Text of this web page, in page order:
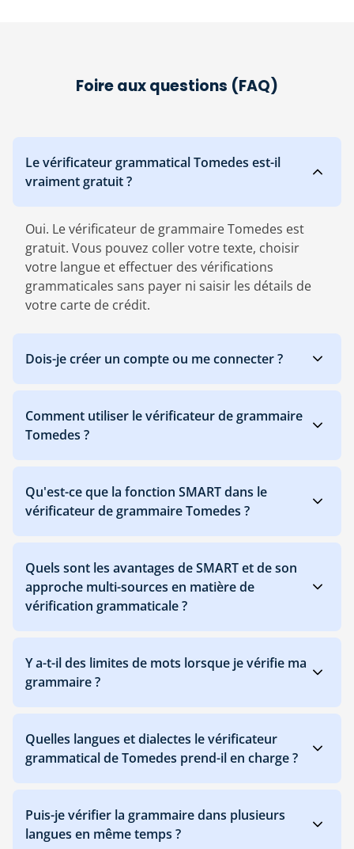
Foire aux questions (FAQ)
Le vérificateur grammatical Tomedes est-il
vraiment gratuit ?
Oui. Le vérificateur de grammaire Tomedes est
gratuit. Vous pouvez coller votre texte, choisir
votre langue et effectuer des vérifications
grammaticales sans payer ni saisir les détails de
votre carte de crédit.
Dois-je créer un compte ou me connecter ?
Comment utiliser le vérificateur de grammaire
Tomedes ?
Qu'est-ce que la fonction SMART dans le
vérificateur de grammaire Tomedes ?
Quels sont les avantages de SMART et de son
approche multi-sources en matière de
vérification grammaticale ?
Y a-t-il des limites de mots lorsque je vérifie ma
grammaire ?
Quelles langues et dialectes le vérificateur
grammatical de Tomedes prend-il en charge ?
Puis-je vérifier la grammaire dans plusieurs
langues en même temps ?